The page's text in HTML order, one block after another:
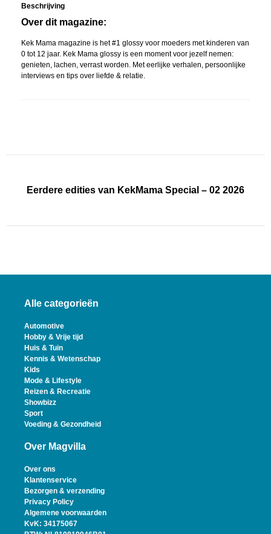
Beschrijving
Over dit magazine:
Kek Mama magazine is het #1 glossy voor moeders met kinderen van
0 tot 12 jaar. Kek Mama glossy is een moment voor jezelf nemen:
genieten, lachen, verrast worden. Met eerlijke verhalen, persoonlijke
interviews en tips over liefde & relatie.
Eerdere edities van KekMama Special – 02 2026
Alle categorieën
Automotive
Hobby & Vrije tijd
Huis & Tuin
Kennis & Wetenschap
Kids
Mode & Lifestyle
Reizen & Recreatie
Showbizz
Sport
Voeding & Gezondheid
Over Magvilla
Over ons
Klantenservice
Bezorgen & verzending
Privacy Policy
Algemene voorwaarden
KvK: 34175067